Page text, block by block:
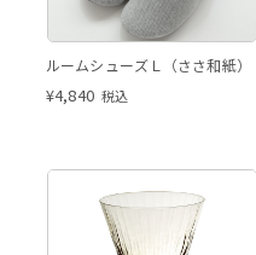
ルームシューズＬ（ささ和紙）
¥4,840 税込